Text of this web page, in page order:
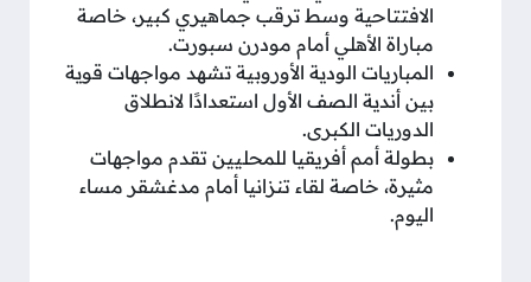
الافتتاحية وسط ترقب جماهيري كبير، خاصة
مباراة الأهلي أمام مودرن سبورت.
المباريات الودية الأوروبية تشهد مواجهات قوية
بين أندية الصف الأول استعدادًا لانطلاق
الدوريات الكبرى.
بطولة أمم أفريقيا للمحليين تقدم مواجهات
مثيرة، خاصة لقاء تنزانيا أمام مدغشقر مساء
اليوم.